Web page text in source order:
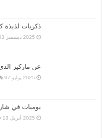
ذكريات لذيذة
2025 ديسمبر 03
عن ماركيز
2025 يوليو 07
يوميات في
2025 أبريل 13